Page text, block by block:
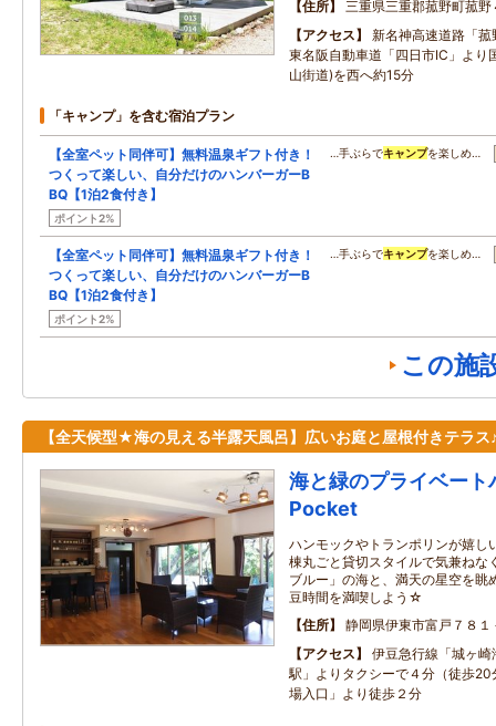
住所
三重県三重郡菰野町菰野
アクセス
新名神高速道路「
東名阪自動車道「四日市IC」より
山街道)を西へ約15分
「キャンプ」を含む宿泊プラン
【全室ペット同伴可】無料温泉ギフト付き！
つくって楽しい、自分だけのハンバーガーB
BQ【1泊2食付き】
ポイント2%
…手ぶらでキャンプを楽しめ…
【全室ペット同伴可】無料温泉ギフト付き！
つくって楽しい、自分だけのハンバーガーB
BQ【1泊2食付き】
ポイント2%
…手ぶらでキャンプを楽しめ…
この施
【全天候型★海の見える半露天風呂】広いお庭と屋根付きテラス
海と緑のプライベー
Pocket
ハンモックやトランポリンが嬉し
棟丸ごと貸切スタイルで気兼ねな
ブルー」の海と、満天の星空を眺
豆時間を満喫しよう☆
住所
静岡県伊東市富戸７８１
アクセス
伊豆急行線「城ヶ
駅」よりタクシーで４分（徒歩
場入口」より徒歩２分